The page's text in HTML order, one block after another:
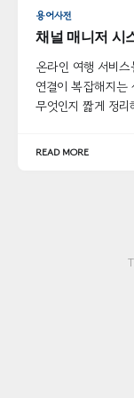
용어사전
채널 매니저 시
온라인 여행 서비
연결이 복잡해지는
무엇인지 짧게 정
READ MORE